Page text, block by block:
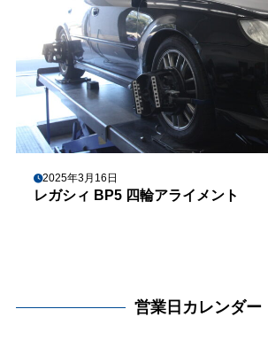
2025年3月16日
レガシィ BP5 四輪アライメント
営業日カレンダー